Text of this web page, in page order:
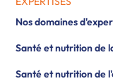
Nos domaines
Santé et nutrition de
Santé et nutrition de